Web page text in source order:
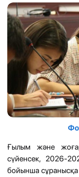
Ғылым және
сүйенсек, 2026-
бойынша